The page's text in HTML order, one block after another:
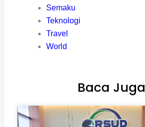
Semaku
Teknologi
Travel
World
Baca Juga